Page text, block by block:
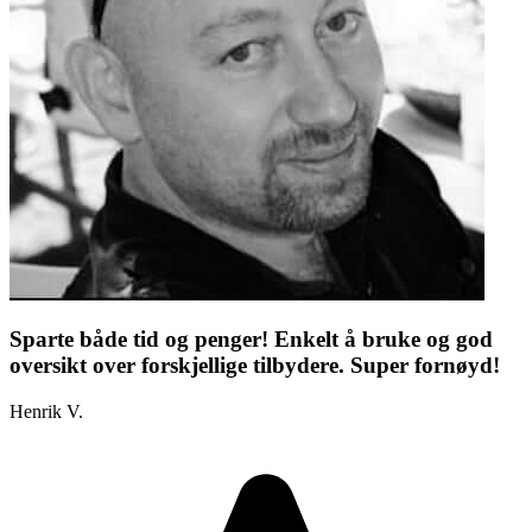
Sparte både tid og penger! Enkelt å bruke og god
oversikt over forskjellige tilbydere. Super fornøyd!
Henrik V.